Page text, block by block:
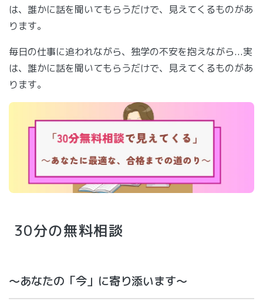
は、誰かに話を聞いてもらうだけで、見えてくるものがあ
ります。
毎日の仕事に追われながら、独学の不安を抱えながら...実
は、誰かに話を聞いてもらうだけで、見えてくるものがあ
ります。
30分の無料相談
～あなたの「今」に寄り添います～